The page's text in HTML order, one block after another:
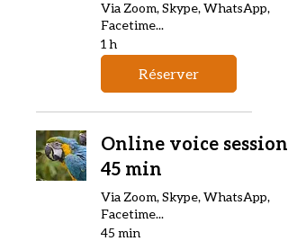
Via Zoom, Skype, WhatsApp,
Facetime...
1 h
Réserver
Online voice session
45 min
Via Zoom, Skype, WhatsApp,
Facetime...
45 min